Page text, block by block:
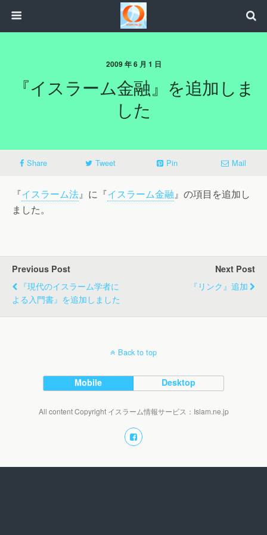
2009 年 6 月 1 日
『イスラーム金融』を追加しま
した
Share Tweet Pin Mail
『イスラーム法』に『イスラーム金融』の項目を追加し
ました。
Previous Post
『現代のイスラーム学者に
よる入門書』を追加しました
Next Post
『リンク』追加
Back to top
Mobile Desktop
All content Copyright イスラーム情報サービス：Islam.ne.jp